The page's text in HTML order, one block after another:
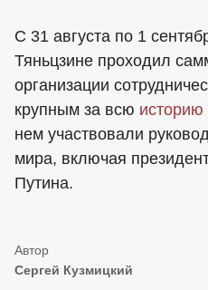
С 31 августа по 1
Тяньцзине проходил
организации
крупным за всю историю
нем участвовали
мира, включая
Путина.
Сергей Кузмицкий